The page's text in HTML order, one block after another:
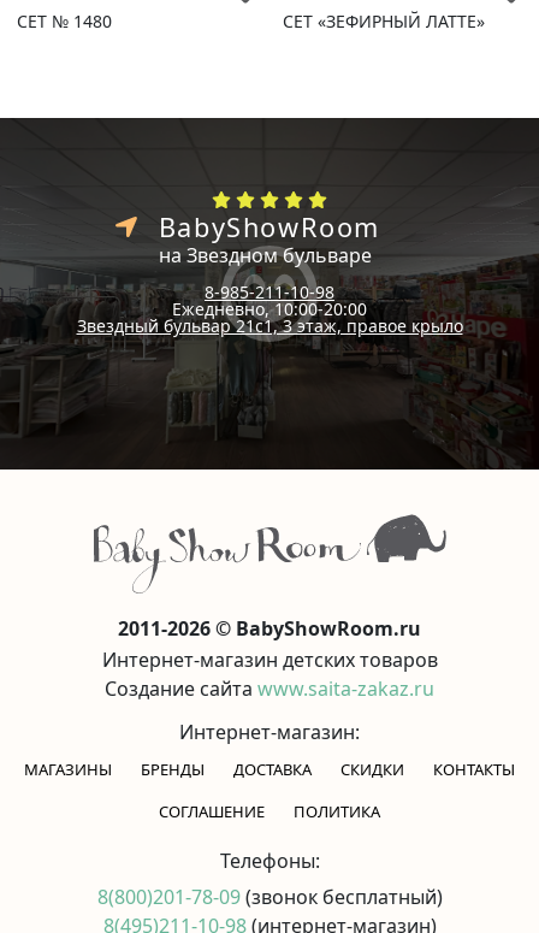
СЕТ № 1480 СЕТ «ЗЕФИРНЫЙ ЛАТТЕ»
BabyShowRoom
на Звездном бульваре
8-985-211-10-98
Ежедневно, 10:00-20:00
Звездный бульвар 21с1, 3 этаж, правое крыло
2011-2026 © BabyShowRoom.ru
Интернет-магазин детских товаров
Создание сайта www.saita-zakaz.ru
Интернет-магазин:
МАГАЗИНЫ БРЕНДЫ ДОСТАВКА СКИДКИ
КОНТАКТЫ
CОГЛАШЕНИЕ
ПОЛИТИКА
Телефоны:
8(800)201-78-09(звонок бесплатный)
8(495)211-10-98(интернет-магазин)